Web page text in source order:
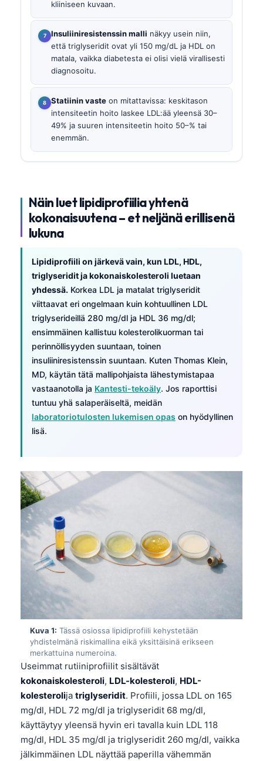
kliiniseen kuvaan.
Insuliiniresistenssin malli näkyy usein niin,
että triglyseridit ovat yli 150 mg/dL ja HDL on
matala, vaikka diabetesta ei olisi vielä virallisesti
diagnosoitu.
Statiinin vaste on mitattavissa: keskitason
intensiteetin hoito laskee LDL:ää yleensä 30–
49% ja suuren intensiteetin hoito 50–% tai
enemmän.
Näin luet lipidiprofiilia yhtenä
kokonaisuutena – et neljänä erillisenä
lukuna
Lipidiprofiili on järkevä vain, kun LDL, HDL,
triglyseridit ja kokonaiskolesteroli luetaan
yhdessä. Korkea LDL ja matalat triglyseridit
viittaavat eri ongelmaan kuin kohtuullinen LDL
triglyserideillä 280 mg/dl ja HDL 36 mg/dl;
ensimmäinen kallistuu kolesterolikuorman tai
perinnöllisyyden suuntaan, toinen
insuliiniresistenssin suuntaan. Kuten Thomas Klein,
MD, käytän tätä mallipohjaista lähestymistapaa
vastaanotolla ja Kantesti-tekoäly. Jos raporttisi
tuntuu yhä salaperäiseltä, meidän
laboratoriotulosten lukemisen opas on hyödyllinen
lisä.
Kuva 1: Tässä osiossa lipidiprofiili kehystetään
yhdistelmänä riskimallina eikä yksittäisinä erikseen
merkattuina numeroina.
Useimmat rutiiniprofiilit sisältävät
kokonaiskolesteroli, LDL-kolesteroli, HDL-
kolesterolija triglyseridit. Profiili, jossa LDL on 165
mg/dl, HDL 72 mg/dl ja triglyseridit 68 mg/dl,
käyttäytyy yleensä hyvin eri tavalla kuin LDL 118
mg/dl, HDL 35 mg/dl ja triglyseridit 260 mg/dl, vaikka
jälkimmäinen LDL näyttää paperilla vähemmän